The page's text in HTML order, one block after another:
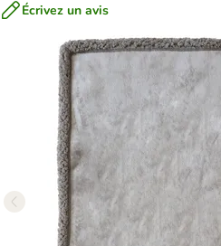
Écrivez un avis